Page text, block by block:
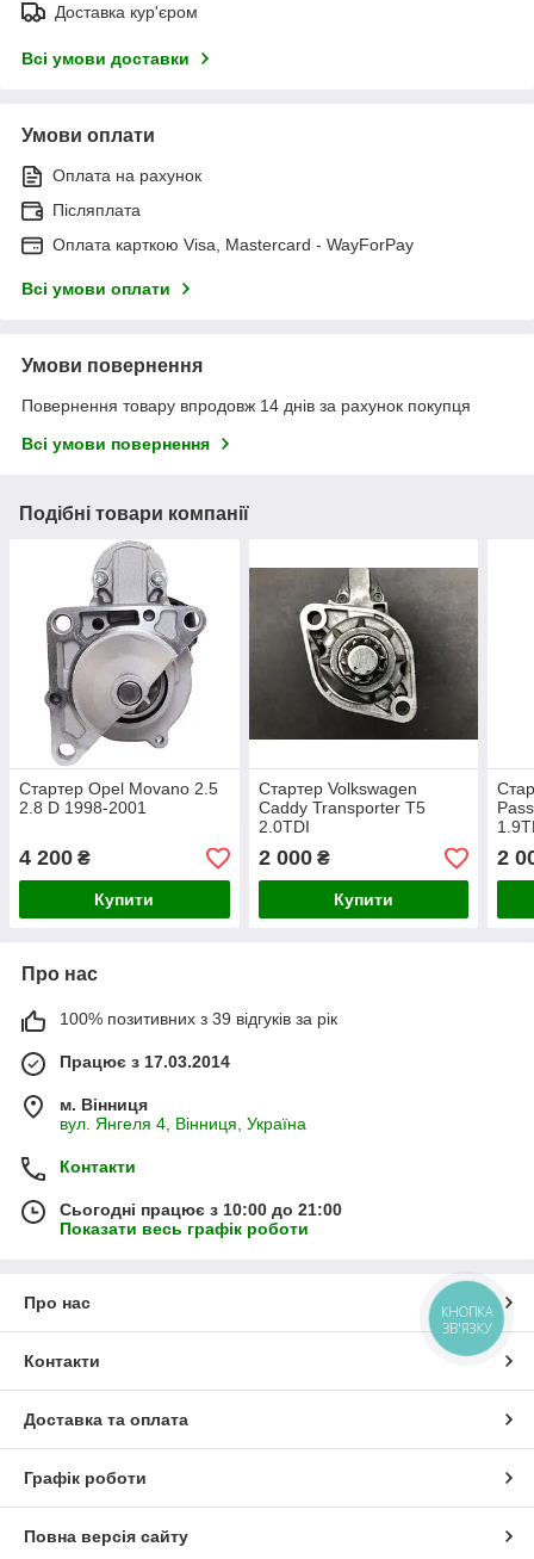
Доставка кур'єром
Всі умови доставки
Умови оплати
Оплата на рахунок
Післяплата
Оплата карткою Visa, Mastercard - WayForPay
Всі умови оплати
Умови повернення
Повернення товару впродовж 14 днів за рахунок покупця
Всі умови повернення
Подібні товари компанії
Стартер Opel Movano 2.5
2.8 D 1998-2001
4 200 ₴
Купити
Стартер Volkswagen
Caddy Transporter T5
2.0TDI
2 000₴
Купити
2
Про нас
100% позитивних з 39 відгуків за рік
Працює з 17.03.2014
м. Вінниця
вул. Янгеля 4, Вінниця, Україна
Контакти
Сьогодні працює з 10:00 до 21:00
Показати весь графік роботи
Про нас
Контакти
Доставка та оплата
Графік роботи
Повна версія сайту
КНОПКА
ЗВ'ЯЗКУ